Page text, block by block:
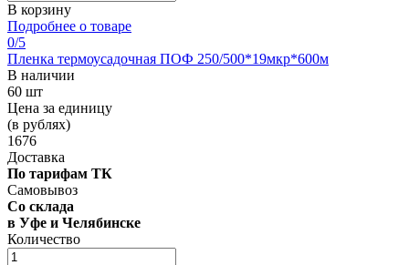
В корзину
Подробнее о товаре
0/5
Пленка термоусадочная ПОФ 250/500*19мкр*600м
В наличии
60 шт
Цена за единицу
(в рублях)
1676
Доставка
По тарифам ТК
Самовывоз
Со склада
в Уфе и Челябинске
Количество